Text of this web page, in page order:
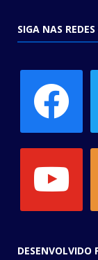
SIGA NAS
DESENVOLVIDO